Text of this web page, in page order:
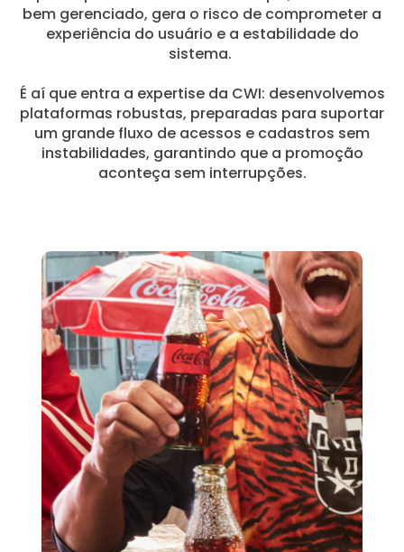
bem gerenciado, gera o risco de comprometer a
experiência do usuário e a estabilidade do
sistema.
É aí que entra a expertise da CWI: desenvolvemos
plataformas robustas, preparadas para suportar
um grande fluxo de acessos e cadastros sem
instabilidades, garantindo que a promoção
aconteça sem interrupções.